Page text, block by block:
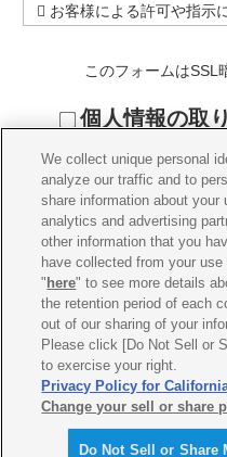
 お客様による許可や指示
集、分析、企画立案
グ活動および分析
 第三者、子会社、関連会
 係争事案の対応の為、及
を含む）・権利の保護及び
2. 個人情報の提供
当社は、法令等に定めがあ
をご本人の同意を得ずに第
ん。ただし、個人データの
めに、個人情報を業務委託
の場合においても、弊社は
データの適正な取り扱いを
このフォームはSSL
個人情報の取
© Yamaha
We collect unique personal
analyze our traffic and to
share information about your
analytics and advertising
other information that you
have collected from your
" here" to see more details
the retention period of each
out of our sharing of your
Please click [Do Not Sell or
to exercise your right.
Privacy Policy for
Change your sell or share
Do Not Sell or Share